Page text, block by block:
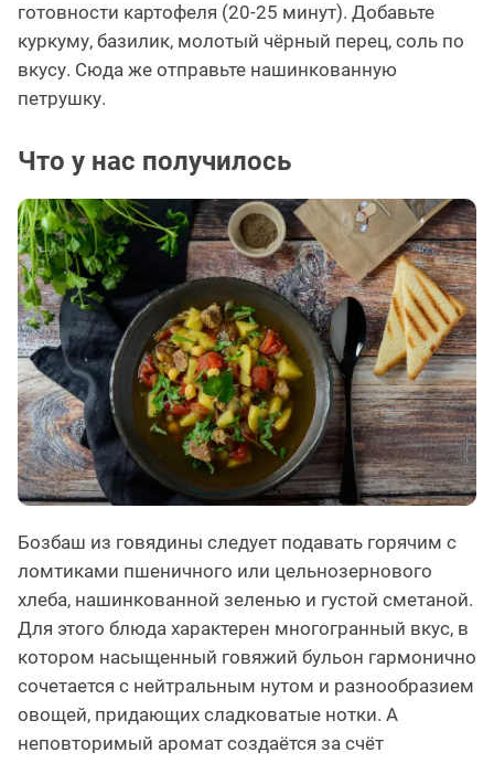
готовности картофеля (20-25 минут). Добавьте
куркуму, базилик, молотый чёрный перец, соль по
вкусу. Сюда же отправьте нашинкованную
петрушку.
Что у нас получилось
Бозбаш из говядины следует подавать горячим с
ломтиками пшеничного или цельнозернового
хлеба, нашинкованной зеленью и густой сметаной.
Для этого блюда характерен многогранный вкус, в
котором насыщенный говяжий бульон гармонично
сочетается с нейтральным нутом и разнообразием
овощей, придающих сладковатые нотки. А
неповторимый аромат создаётся за счёт